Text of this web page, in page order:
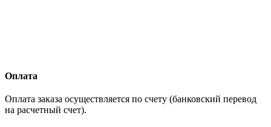
Оплата
Оплата заказа осуществляется по счету (банковский перевод
на расчетный счет).